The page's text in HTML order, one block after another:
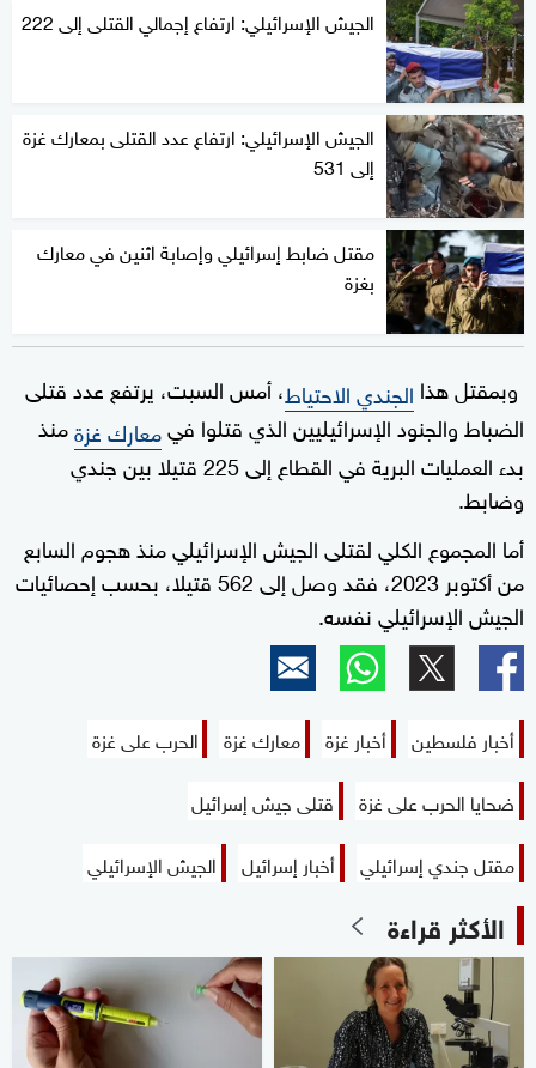
الجيش الإسرائيلي: ارتفاع إجمالي القتلى إلى 222
الجيش الإسرائيلي: ارتفاع عدد القتلى بمعارك غزة
إلى 531
مقتل ضابط إسرائيلي وإصابة اثنين في معارك
بغزة
وبمقتل هذا الجندي الاحتياط، أمس السبت، يرتفع عدد قتلى
الضباط والجنود الإسرائيليين الذي قتلوا فيمعارك غزةمنذ
بدء العمليات البرية في القطاع إلى 225 قتيلا بين جندي
وضابط.
أما المجموع الكلي لقتلى الجيش الإسرائيلي منذ هجوم السابع
من أكتوبر 2023، فقد وصل إلى 562 قتيلا، بحسب إحصائيات
الجيش الإسرائيلي نفسه.
أخبار فلسطين أخبار غزة معارك غزة
الحرب على غزة
ضحايا الحرب على غزة
قتلى جيش إسرائيل
مقتل جندي إسرائيلي
أخبار إسرائيل الجيش الإسرائيلي
الأكثر قراءة